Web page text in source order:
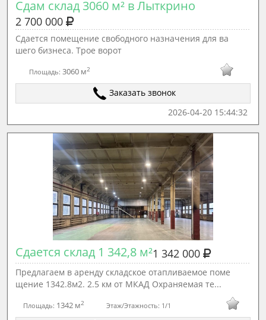
Сдам склад 3060 м² в Лыткрино
2 700 000
Сдается помещение свободного назначения для ва
шего бизнеса. Трое ворот
Площадь:3060 м2
Заказать звонок
2026-04-20 15:44:32
Сдается склад 1 342,8 м²1 342 000
Предлагаем в аренду складское отапливаемое поме
щение 1342.8м2. 2.5 км от МКАД Охраняемая те...
Площадь: 1342 м2 Этаж/Этажность: 1/1